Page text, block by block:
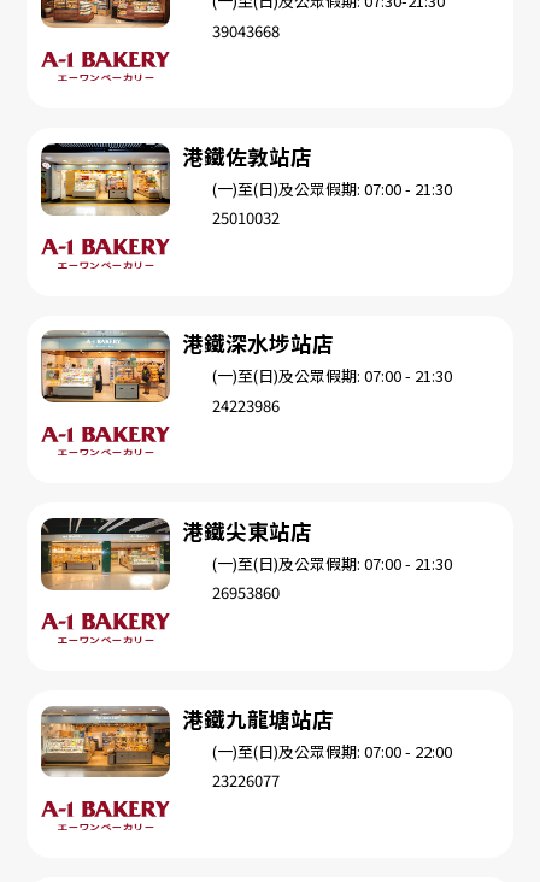
39043668
港鐵佐敦站店
(一)至(日)及公眾假期: 07:00 - 21:30
25010032
港鐵深水埗站店
(一)至(日)及公眾假期: 07:00 - 21:30
24223986
港鐵尖東站店
(一)至(日)及公眾假期: 07:00 - 21:30
26953860
港鐵九龍塘站店
(一)至(日)及公眾假期: 07:00 - 22:00
23226077